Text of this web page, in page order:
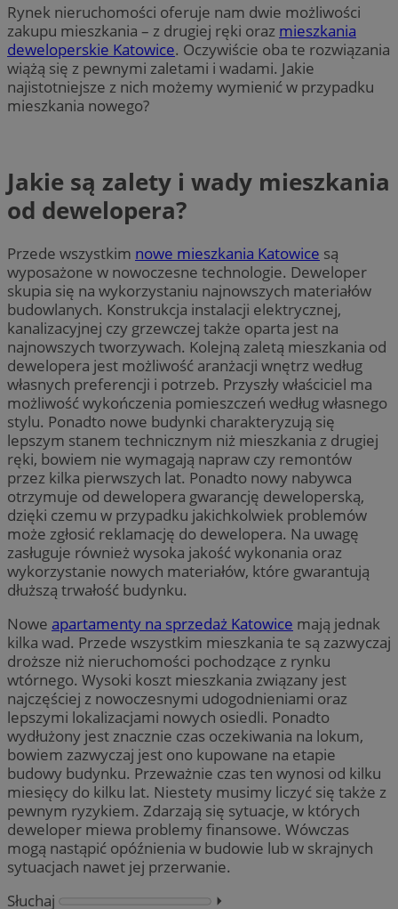
Rynek nieruchomości oferuje nam dwie możliwości
zakupu mieszkania – z drugiej ręki oraz mieszkania
deweloperskie Katowice. Oczywiście oba te rozwiązania
wiążą się z pewnymi zaletami i wadami. Jakie
najistotniejsze z nich możemy wymienić w przypadku
mieszkania nowego?
Jakie są zalety i wady mieszkania
od dewelopera?
Przede wszystkim nowe mieszkania Katowice są
wyposażone w nowoczesne technologie. Deweloper
skupia się na wykorzystaniu najnowszych materiałów
budowlanych. Konstrukcja instalacji elektrycznej,
kanalizacyjnej czy grzewczej także oparta jest na
najnowszych tworzywach. Kolejną zaletą mieszkania od
dewelopera jest możliwość aranżacji wnętrz według
własnych preferencji i potrzeb. Przyszły właściciel ma
możliwość wykończenia pomieszczeń według własnego
stylu. Ponadto nowe budynki charakteryzują się
lepszym stanem technicznym niż mieszkania z drugiej
ręki, bowiem nie wymagają napraw czy remontów
przez kilka pierwszych lat. Ponadto nowy nabywca
otrzymuje od dewelopera gwarancję deweloperską,
dzięki czemu w przypadku jakichkolwiek problemów
może zgłosić reklamację do dewelopera. Na uwagę
zasługuje również wysoka jakość wykonania oraz
wykorzystanie nowych materiałów, które gwarantują
dłuższą trwałość budynku.
Nowe apartamenty na sprzedaż Katowice mają jednak
kilka wad. Przede wszystkim mieszkania te są zazwyczaj
droższe niż nieruchomości pochodzące z rynku
wtórnego. Wysoki koszt mieszkania związany jest
najczęściej z nowoczesnymi udogodnieniami oraz
lepszymi lokalizacjami nowych osiedli. Ponadto
wydłużony jest znacznie czas oczekiwania na lokum,
bowiem zazwyczaj jest ono kupowane na etapie
budowy budynku. Przeważnie czas ten wynosi od kilku
miesięcy do kilku lat. Niestety musimy liczyć się także z
pewnym ryzykiem. Zdarzają się sytuacje, w których
deweloper miewa problemy finansowe. Wówczas
mogą nastąpić opóźnienia w budowie lub w skrajnych
sytuacjach nawet jej przerwanie.
Słuchaj
⏵︎